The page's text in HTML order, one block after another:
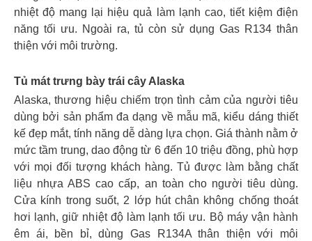
nhiệt độ mang lại hiệu quả làm lạnh cao, tiết kiệm điện
năng tối ưu. Ngoài ra, tủ còn sử dụng Gas R134 thân
thiện với môi trường.
Tủ mát trưng bày trái cây Alaska
Alaska, thương hiệu chiếm trọn tình cảm của người tiêu
dùng bởi sản phẩm đa dạng về mẫu mã, kiểu dáng thiết
kế đẹp mắt, tính năng dễ dàng lựa chọn. Giá thành nằm ở
mức tầm trung, dao động từ 6 đến 10 triệu đồng, phù hợp
với mọi đối tượng khách hàng. Tủ được làm bằng chất
liệu nhựa ABS cao cấp, an toàn cho người tiêu dùng.
Cửa kính trong suốt, 2 lớp hút chân không chống thoát
hơi lạnh, giữ nhiệt độ làm lạnh tối ưu. Bộ máy vận hành
êm ái, bền bỉ, dùng Gas R134A thân thiện với môi